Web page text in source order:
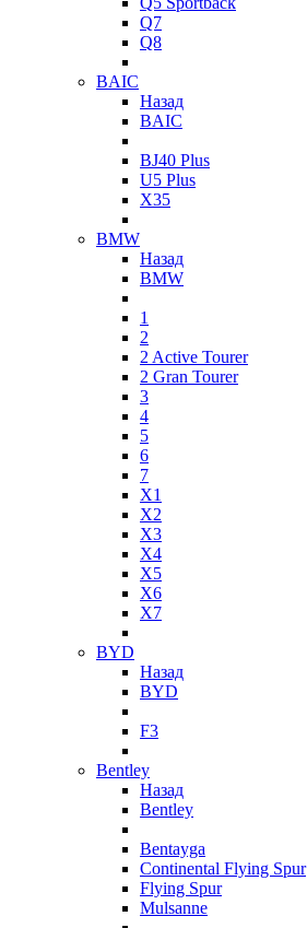
Q7
Q8
BAIC
Назад
BAIC
BJ40 Plus
U5 Plus
X35
BMW
Назад
BMW
1
2
2 Active Tourer
2 Gran Tourer
3
4
5
6
7
X1
X2
X3
X4
X5
X6
X7
BYD
Назад
BYD
F3
Bentley
Назад
Bentley
Bentayga
Continental Flying Spur
Flying Spur
Mulsanne